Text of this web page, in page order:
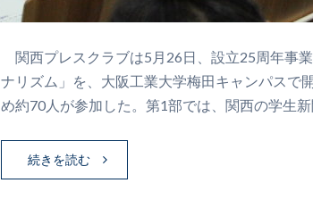
関西プレスクラブは5月26日、設立25周年事
ナリズム」を、大阪工業大学梅田キャンパスで
め約70人が参加した。第1部では、関西の学生
続きを読む